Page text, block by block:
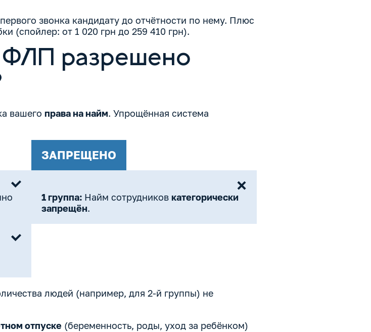
звонка кандидату до отчётности по нему. Плюс
(спойлер: от 1 020 грн до 259 410 грн).
ФЛП разрешено
вашего права на найм. Упрощённая система
ЗАПРЕЩЕНО
1 группа: Найм сотрудников категорически
запрещён.
людей (например, для 2-й группы) не
отпуске (беременность, роды, уход за ребёнком)